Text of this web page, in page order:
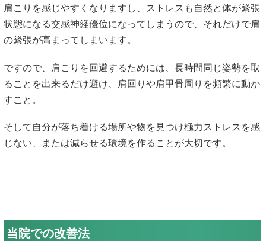
肩こりを感じやすくなりますし、ストレスも自然と体が緊張
状態になる交感神経優位になってしまうので、それだけで肩
の緊張が高まってしまいます。
ですので、肩こりを回避するためには、長時間同じ姿勢を取
ることを出来るだけ避け、肩回りや肩甲骨周りを頻繁に動か
すこと。
そして自分が落ち着ける場所や物を見つけ極力ストレスを感
じない、または減らせる環境を作ることが大切です。
当院での改善法